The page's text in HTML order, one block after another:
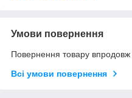
Умови повернення
Повернення товару впродовж
Всі умови повернення